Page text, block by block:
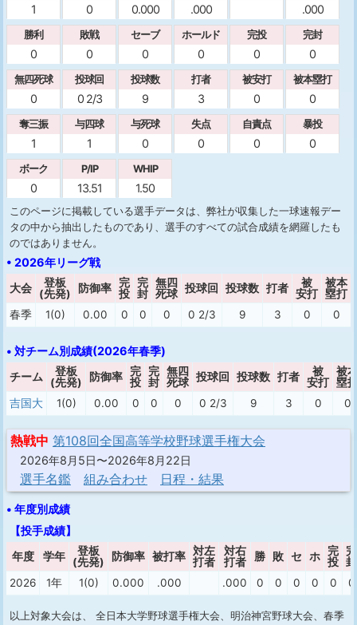
1 0 0.000 .000 .000
勝利
0
敗戦
0
セーブ
0
ホールド
0
完投
0
完封
0
無四死球
0
投球回
0 2/3
投球数
9
打者
3
被安打
0
被本塁打
0
奪三振
1
与四球
1
与死球
0
失点
0
自責点
0
暴投
0
ボーク
0
P/IP
13.51
WHIP
1.50
このページに掲載している選手データは、弊社が収集した一球速報デー
タの中から抽出したものであり、選手のすべての試合成績を網羅したも
のではありません。
• 2026年リーグ戦
大会
登板
(先発)
防御率
完
投
完
封
無四
死球 投球回 投球数 打者
被
安打
被本
塁打
春季
1(0) 0.00 0 0 0 0 2/3 9 3 0 0
• 対チーム別成績(2026年春季)
チーム
登板
(先発)
防御率
完
投
完
封
無四
死球 投球回 投球数 打者
被
安打
被
塁
吉国大
1(0) 0.00 0 0 0 0 2/3 9 3 0 0
熱戦中 第108回全国高等学校野球選手権大会
2026年8月5日〜2026年8月22日
選手名鑑 組み合わせ 日程・結果
• 年度別成績
【投手成績】
年度
学年
登板
(先発)
防御率 被打率 対左
打者
対右
打者
勝 敗 セ ホ
完
投
完
封
2026
1年 1(0) 0.000 .000 .000 0 0 0 0 0 0
以上対象大会は、 全日本大学野球選手権大会、明治神宮野球大会、春季